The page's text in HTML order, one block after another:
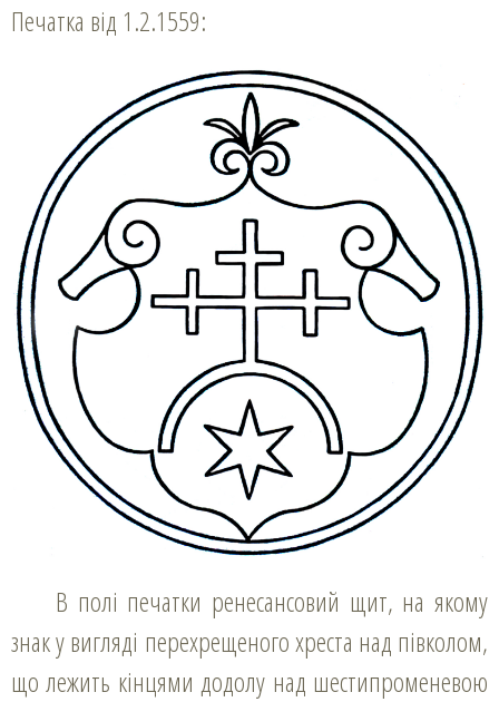
Печатка від 1.2.1559:
В полі печатки ренесансовий щит, на якому
знак у вигляді перехрещеного хреста над півколом,
що лежить кінцями додолу над шестипроменевою